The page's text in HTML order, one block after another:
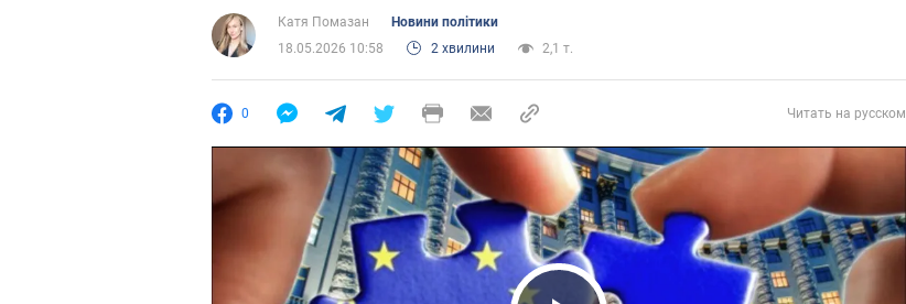
Катя Помазан
Новини політики
18.05.2026 10:58
2 хвилини 2,1 т.
0 Читать на русском